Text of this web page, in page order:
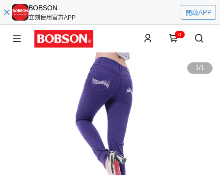
BOBSON
立刻使用官方APP
開啟APP
0
1/1